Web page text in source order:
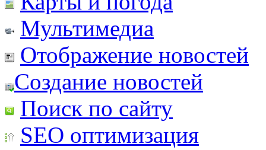
Мультимедиа
Отображение новостей
Создание новостей
Поиск по сайту
SEO оптимизация